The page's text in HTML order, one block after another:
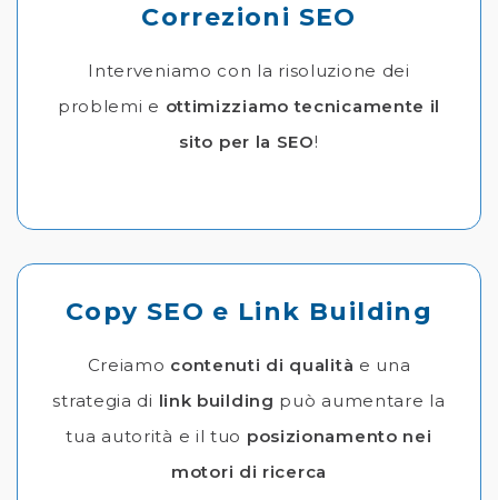
Correzioni SEO
Interveniamo con la risoluzione dei
problemi e ottimizziamo tecnicamente il
sito per la SEO!
Copy SEO e Link Building
Creiamo contenuti di qualità e una
strategia di link building può aumentare la
tua autorità e il tuo posizionamento nei
motori di ricerca